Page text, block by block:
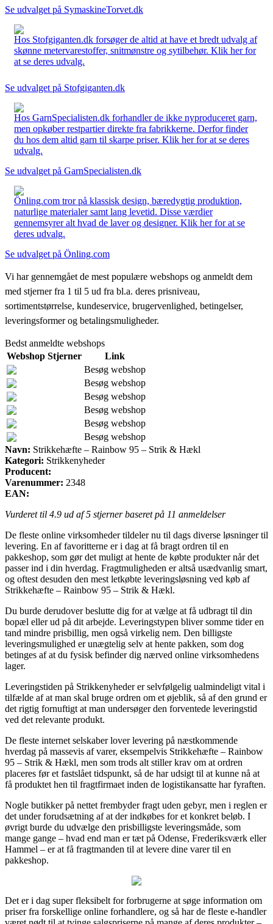
Se udvalget på SymaskineTorvet.dk
Hos Stofgiganten.dk forsøger de altid at have et bredt udvalg af
skønne metervarestoffer, snitmønstre og sytilbehør. Klik her for
at se deres udvalg.
Se udvalget på Stofgiganten.dk
Hos GarnSpecialisten.dk forhandler de ikke nyproduceret garn,
men opkøber restpartier direkte fra fabrikkerne. Derfor finder
du hos dem altid garn til skarpe priser. Klik her for at se deres
udvalg.
Se udvalget på GarnSpecialisten.dk
Önling.com tror på klassisk design, bæredygtig produktion,
naturlige materialer samt lang levetid. Disse værdier
gennemsyrer alt hvad de laver og designer. Klik her for at se
deres udvalg.
Se udvalget på Önling.com
Vi har gennemgået de mest populære webshops og anmeldt dem
med stjerner fra 1 til 5 ud fra bl.a. deres prisniveau,
sortimentstørrelse, kundeservice, brugervenlighed, betingelser,
leveringsformer og betalingsmuligheder.
Bedst anmeldte webshops
Webshop Stjerner
Link
Besøg webshop
Besøg webshop
Besøg webshop
Besøg webshop
Besøg webshop
Besøg webshop
Navn: Strikkehæfte – Rainbow 95 – Strik & Hækl
Kategori: Strikkenyheder
Producent:
Varenummer: 2348
EAN:
Vurderet til 4.9 ud af 5 stjerner baseret på 11 anmeldelser
De fleste online virksomheder tildeler nu til dags diverse løsninger til
levering. En af favoritterne er i dag at få bragt ordren til en
pakkeshop, som gør det muligt at hente de købte produkter når det
passer ind i din hverdag. Fragtmuligheden er altså usædvanlig smart,
og oftest desuden den mest letkøbte leveringsløsning ved køb af
Strikkehæfte – Rainbow 95 – Strik & Hækl.
Du burde derudover beslutte dig for at vælge at få udbragt til din
bopæl eller ud på dit arbejde. Leveringstypen bliver somme tider en
tand mindre prisbillig, men også virkelig nem. Den billigste
leveringsmulighed er unægtelig selv at hente pakken, som dog
betinges af at du fysisk befinder dig nærved online virksomhedens
lager.
Leveringstiden på Strikkenyheder er selvfølgelig ualmindeligt vital i
tilfælde af at man skal bruge ordren om et øjeblik, så af den grund er
det rigtig fornuftigt at man undersøger den forventede leveringstid
ved det relevante produkt.
De fleste internet selskaber lover levering på næstkommende
hverdag på massevis af varer, eksempelvis Strikkehæfte – Rainbow
95 – Strik & Hækl, men som trods alt stiller krav om at ordren
placeres før et fastslået tidspunkt, så de har udsigt til at kunne nå at
få produktet hen til fragtfirmaet inden de logistikansatte har fyraften.
Nogle butikker på nettet frembyder fragt uden gebyr, men i reglen er
det under forudsætning af at der indkøbes for et konkret beløb. I
øvrigt burde du udvælge den prisbilligste leveringsmåde, som
mange gange – hvad end man er tæt på Odense, Frederiksværk eller
Hammel – er at få fragtmanden til at levere dine varer til en
pakkeshop.
Det er i dag super fleksibelt for forbrugerne at søge information om
priser fra forskellige online forhandlere, og så har de fleste e-handler